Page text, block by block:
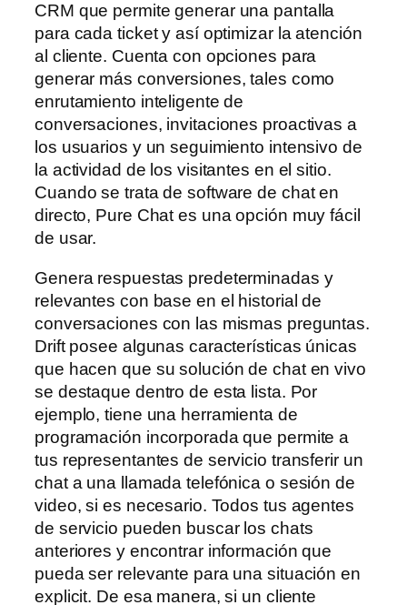
CRM que permite generar una pantalla
para cada ticket y así optimizar la atención
al cliente. Cuenta con opciones para
generar más conversiones, tales como
enrutamiento inteligente de
conversaciones, invitaciones proactivas a
los usuarios y un seguimiento intensivo de
la actividad de los visitantes en el sitio.
Cuando se trata de software de chat en
directo, Pure Chat es una opción muy fácil
de usar.
Genera respuestas predeterminadas y
relevantes con base en el historial de
conversaciones con las mismas preguntas.
Drift posee algunas características únicas
que hacen que su solución de chat en vivo
se destaque dentro de esta lista. Por
ejemplo, tiene una herramienta de
programación incorporada que permite a
tus representantes de servicio transferir un
chat a una llamada telefónica o sesión de
video, si es necesario. Todos tus agentes
de servicio pueden buscar los chats
anteriores y encontrar información que
pueda ser relevante para una situación en
explicit. De esa manera, si un cliente